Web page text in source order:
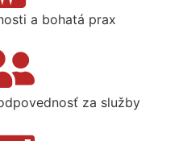
a bohatá prax
za služby